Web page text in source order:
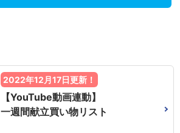
2022年12月17日更新！
【YouTube動画連動】
一週間献立買い物リスト